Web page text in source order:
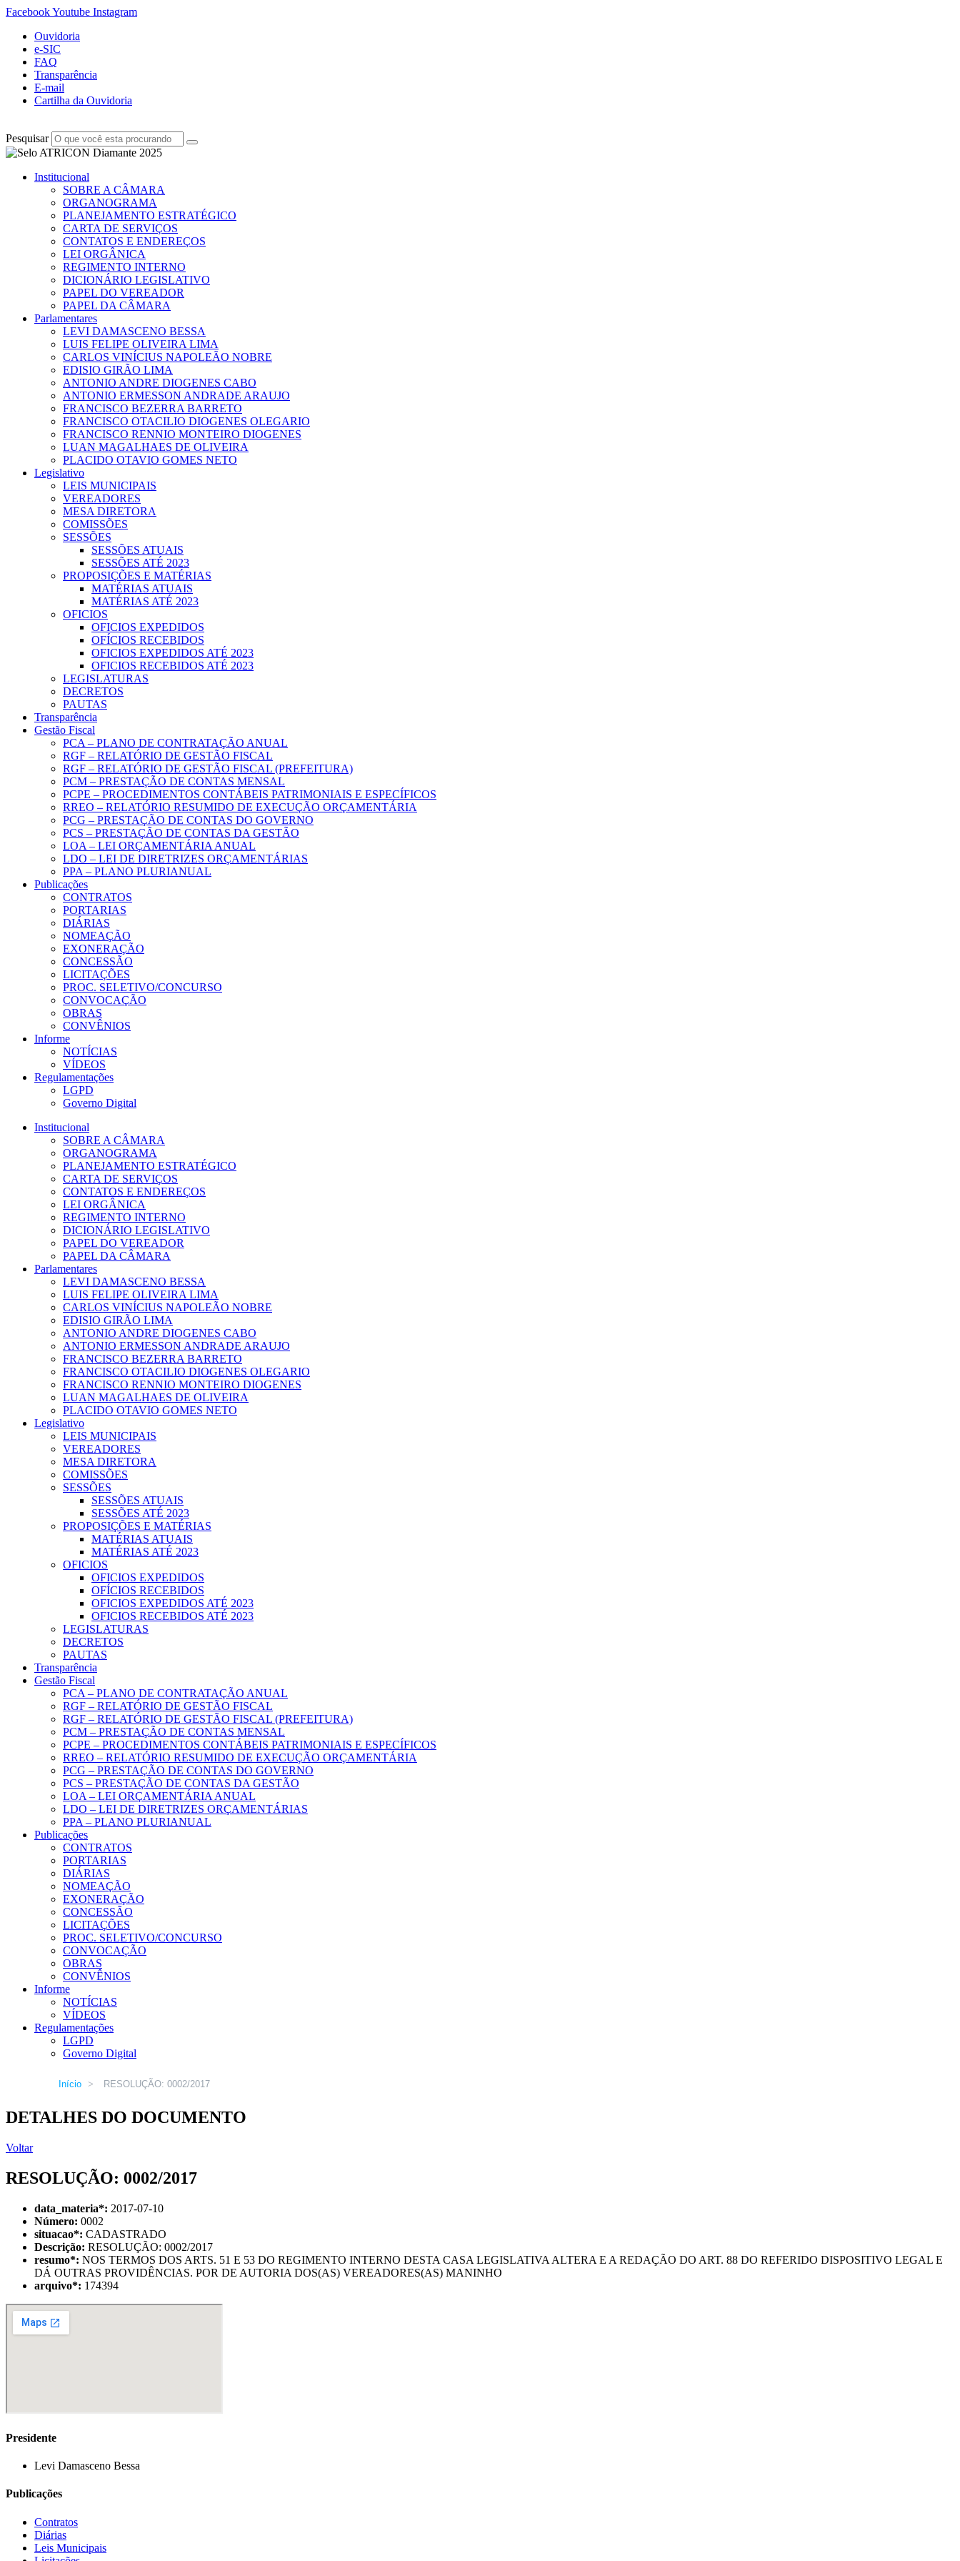
FacebookYoutube Instagram
Ouvidoria
e-SIC
FAQ
Transparência
E-mail
Cartilha da Ouvidoria
Pesquisar
Institucional
SOBRE A CÂMARA
ORGANOGRAMA
PLANEJAMENTO ESTRATÉGICO
CARTA DE SERVIÇOS
CONTATOS E ENDEREÇOS
LEI ORGÂNICA
REGIMENTO INTERNO
DICIONÁRIO LEGISLATIVO
PAPEL DO VEREADOR
PAPEL DA CÂMARA
Parlamentares
LEVI DAMASCENO BESSA
LUIS FELIPE OLIVEIRA LIMA
CARLOS VINÍCIUS NAPOLEÃO NOBRE
EDISIO GIRÃO LIMA
ANTONIO ANDRE DIOGENES CABO
ANTONIO ERMESSON ANDRADE ARAUJO
FRANCISCO BEZERRA BARRETO
FRANCISCO OTACILIO DIOGENES OLEGARIO
FRANCISCO RENNIO MONTEIRO DIOGENES
LUAN MAGALHAES DE OLIVEIRA
PLACIDO OTAVIO GOMES NETO
Legislativo
LEIS MUNICIPAIS
VEREADORES
MESA DIRETORA
COMISSÕES
SESSÕES
SESSÕES ATUAIS
SESSÕES ATÉ 2023
PROPOSIÇÕES E MATÉRIAS
MATÉRIAS ATUAIS
MATÉRIAS ATÉ 2023
OFICIOS
OFICIOS EXPEDIDOS
OFÍCIOS RECEBIDOS
OFICIOS EXPEDIDOS ATÉ 2023
OFICIOS RECEBIDOS ATÉ 2023
LEGISLATURAS
DECRETOS
PAUTAS
Transparência
Gestão Fiscal
PCA – PLANO DE CONTRATAÇÃO ANUAL
RGF – RELATÓRIO DE GESTÃO FISCAL
RGF – RELATÓRIO DE GESTÃO FISCAL (PREFEITURA)
PCM – PRESTAÇÃO DE CONTAS MENSAL
PCPE – PROCEDIMENTOS CONTÁBEIS PATRIMONIAIS E ESPECÍFICOS
RREO – RELATÓRIO RESUMIDO DE EXECUÇÃO ORÇAMENTÁRIA
PCG – PRESTAÇÃO DE CONTAS DO GOVERNO
PCS – PRESTAÇÃO DE CONTAS DA GESTÃO
LOA – LEI ORÇAMENTÁRIA ANUAL
LDO – LEI DE DIRETRIZES ORÇAMENTÁRIAS
PPA – PLANO PLURIANUAL
Publicações
CONTRATOS
PORTARIAS
DIÁRIAS
NOMEAÇÃO
EXONERAÇÃO
CONCESSÃO
LICITAÇÕES
PROC. SELETIVO/CONCURSO
CONVOCAÇÃO
OBRAS
CONVÊNIOS
Informe
NOTÍCIAS
VÍDEOS
Regulamentações
LGPD
Governo Digital
Institucional
SOBRE A CÂMARA
ORGANOGRAMA
PLANEJAMENTO ESTRATÉGICO
CARTA DE SERVIÇOS
CONTATOS E ENDEREÇOS
LEI ORGÂNICA
REGIMENTO INTERNO
DICIONÁRIO LEGISLATIVO
PAPEL DO VEREADOR
PAPEL DA CÂMARA
Parlamentares
LEVI DAMASCENO BESSA
LUIS FELIPE OLIVEIRA LIMA
CARLOS VINÍCIUS NAPOLEÃO NOBRE
EDISIO GIRÃO LIMA
ANTONIO ANDRE DIOGENES CABO
ANTONIO ERMESSON ANDRADE ARAUJO
FRANCISCO BEZERRA BARRETO
FRANCISCO OTACILIO DIOGENES OLEGARIO
FRANCISCO RENNIO MONTEIRO DIOGENES
LUAN MAGALHAES DE OLIVEIRA
PLACIDO OTAVIO GOMES NETO
Legislativo
LEIS MUNICIPAIS
VEREADORES
MESA DIRETORA
COMISSÕES
SESSÕES
SESSÕES ATUAIS
SESSÕES ATÉ 2023
PROPOSIÇÕES E MATÉRIAS
MATÉRIAS ATUAIS
MATÉRIAS ATÉ 2023
OFICIOS
OFICIOS EXPEDIDOS
OFÍCIOS RECEBIDOS
OFICIOS EXPEDIDOS ATÉ 2023
OFICIOS RECEBIDOS ATÉ 2023
LEGISLATURAS
DECRETOS
PAUTAS
Transparência
Gestão Fiscal
PCA – PLANO DE CONTRATAÇÃO ANUAL
RGF – RELATÓRIO DE GESTÃO FISCAL
RGF – RELATÓRIO DE GESTÃO FISCAL (PREFEITURA)
PCM – PRESTAÇÃO DE CONTAS MENSAL
PCPE – PROCEDIMENTOS CONTÁBEIS PATRIMONIAIS E ESPECÍFICOS
RREO – RELATÓRIO RESUMIDO DE EXECUÇÃO ORÇAMENTÁRIA
PCG – PRESTAÇÃO DE CONTAS DO GOVERNO
PCS – PRESTAÇÃO DE CONTAS DA GESTÃO
LOA – LEI ORÇAMENTÁRIA ANUAL
LDO – LEI DE DIRETRIZES ORÇAMENTÁRIAS
PPA – PLANO PLURIANUAL
Publicações
CONTRATOS
PORTARIAS
DIÁRIAS
NOMEAÇÃO
EXONERAÇÃO
CONCESSÃO
LICITAÇÕES
PROC. SELETIVO/CONCURSO
CONVOCAÇÃO
OBRAS
CONVÊNIOS
Informe
NOTÍCIAS
VÍDEOS
Regulamentações
LGPD
Governo Digital
Início > RESOLUÇÃO: 0002/2017
DETALHES DO DOCUMENTO
Voltar
RESOLUÇÃO: 0002/2017
data_materia*: 2017-07-10
Número: 0002
situacao*: CADASTRADO
Descrição: RESOLUÇÃO: 0002/2017
resumo*: NOS TERMOS DOS ARTS. 51 E 53 DO REGIMENTO INTERNO DESTA CASA LEGISLATIVA ALTERA E A REDAÇÃO DO ART. 88 DO REFERIDO DISPOSITIVO LEGAL E
DÁ OUTRAS PROVIDÊNCIAS. POR DE AUTORIA DOS(AS) VEREADORES(AS) MANINHO
arquivo*: 174394
Presidente
Levi Damasceno Bessa
Publicações
Contratos
Diárias
Leis Municipais